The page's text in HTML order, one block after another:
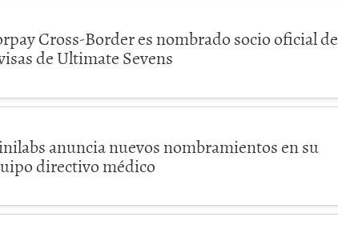
Cross-Border es nombrado socio oficial de
de Ultimate Sevens
anuncia nuevos nombramientos en su
directivo médico